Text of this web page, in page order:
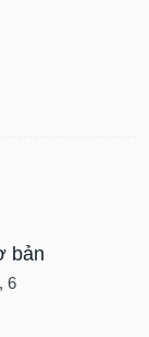
bản
6